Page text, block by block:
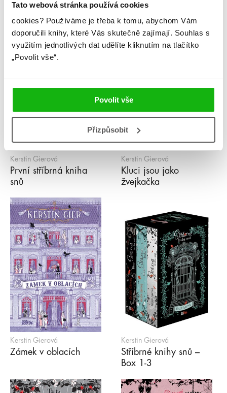
Tato webová stránka používá cookies
cookies? Používáme je třeba k tomu, abychom Vám
doporučili knihy, které Vás skutečně zajímají. Souhlas s
využitím jednotlivých dat udělíte kliknutím na tlačítko
„Povolit vše“.
Povolit vše
Přizpůsobit
Kerstin Gierová
První stříbrná kniha
snů
Kerstin Gierová
Kluci jsou jako
žvejkačka
Kerstin Gierová
Zámek v oblacích
Kerstin Gierová
Stříbrné knihy snů –
Box 1-3